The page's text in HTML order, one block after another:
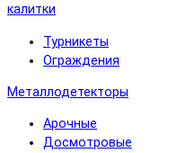
калитки
Турникеты
Ограждения
Металлодетекторы
Арочные
Досмотровые